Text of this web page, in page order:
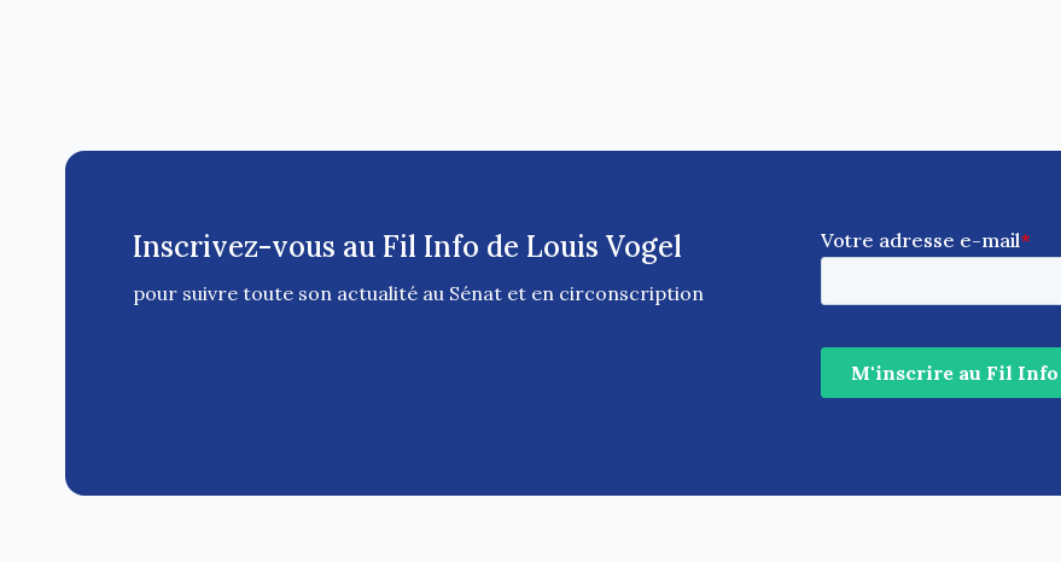
Inscrivez-vous au Fil Info de Louis Vogel
pour suivre toute son actualité au Sénat et en circonscription